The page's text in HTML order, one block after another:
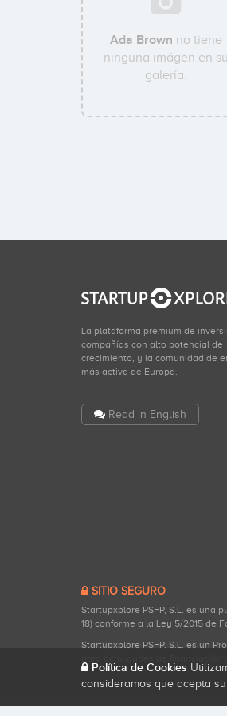
Ada Brown no tiene
ninguna imágen en su
galería.
La plataforma premium de
compañías con alto potencial de
crecimiento, y la comunidad de
más activa de Europa.
Read in English
SITIO SEGURO
Startupxplore PSFP, S.L. es una
18) conforme a la Ley 5/2015 de
Startupxplore PSFP, S.L. es un
Política de Cookies
consideramos que acepta